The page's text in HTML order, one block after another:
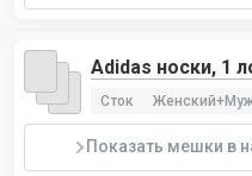
Adidas носки, 1
Сток
Показать мешки в